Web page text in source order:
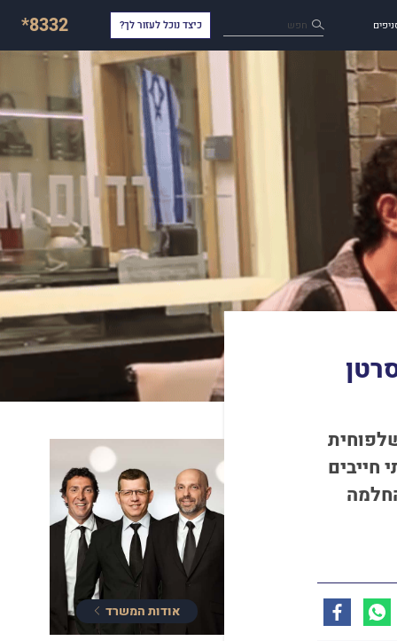
חפש כיצד נוכל לעזור לך? *8332
חייבים
אודות המשרד